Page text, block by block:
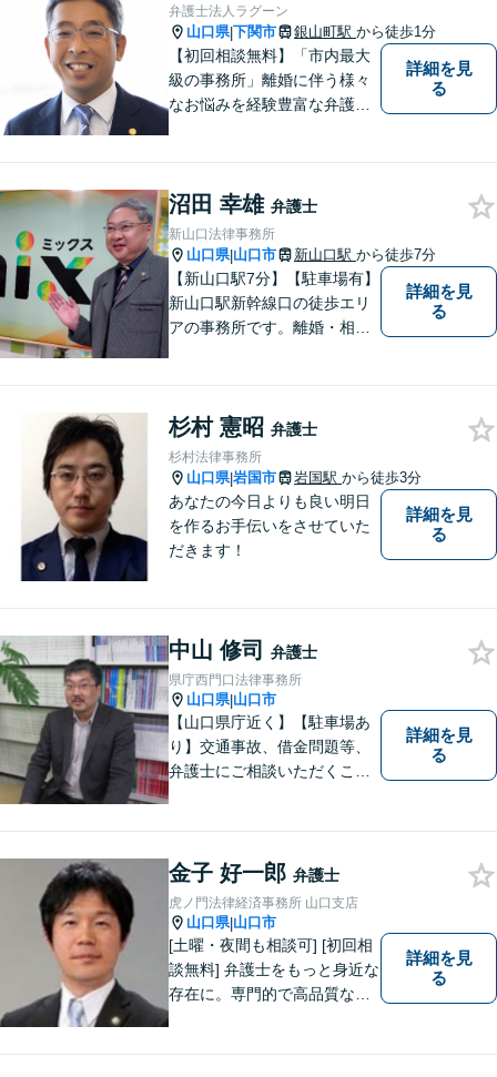
弁護士法人ラグーン
山口県|下関市 銀山町駅 から徒歩1分
【初回相談無料】「市内最大
級の事務所」離婚に伴う様々
なお悩みを経験豊富な弁護士
相談は年間150件以上【子連
れ相談可】【休日・夜間対
応】
詳細を見
る
沼田 幸雄 弁護士
新山口法律事務所
山口県|山口市 新山口駅 から徒歩7分
【新山口駅7分】【駐車場有】
新山口駅新幹線口の徒歩エリ
アの事務所です。離婚・相続
になることがあれば、おたず
ねください。
詳細を見
る
杉村 憲昭 弁護士
杉村法律事務所
山口県|岩国市 岩国駅 から徒歩3分
あなたの今日よりも良い明日
を作るお手伝いをさせていた
だきます！
詳細を見
る
中山 修司 弁護士
県庁西門口法律事務所
山口県|山口市
【山口県庁近く】【駐車場あ
り】交通事故、借金問題等、
弁護士にご相談いただくこと
る弁護士が、客観的視点から
事案を検討し、最適の解決方
法を探ります。
詳細を見
る
金子 好一郎 弁護士
虎ノ門法律経済事務所 山口支店
山口県|山口市
[土曜・夜間も相談可] [初回相
談無料] 弁護士をもっと身近な
存在に。専門的で高品質なリ
詳細を見
る